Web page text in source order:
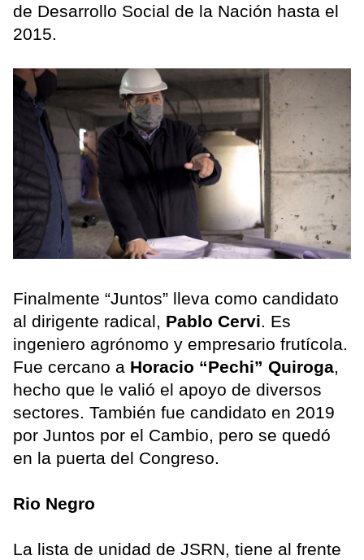
de Desarrollo Social de la Nación hasta el
2015.
Finalmente “Juntos” lleva como candidato
al dirigente radical, Pablo Cervi. Es
ingeniero agrónomo y empresario frutícola.
Fue cercano a Horacio “Pechi” Quiroga,
hecho que le valió el apoyo de diversos
sectores. También fue candidato en 2019
por Juntos por el Cambio, pero se quedó
en la puerta del Congreso.
Rio Negro
La lista de unidad de JSRN, tiene al frente